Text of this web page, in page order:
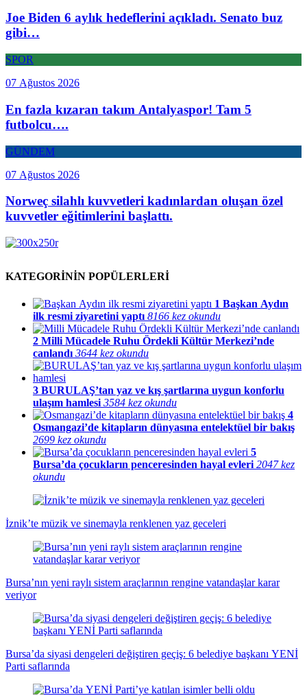
Joe Biden 6 aylık hedeflerini açıkladı. Senato buz
gibi…
SPOR
07 Ağustos 2026
En fazla kızaran takım Antalyaspor! Tam 5
futbolcu….
GÜNDEM
07 Ağustos 2026
Norweç silahlı kuvvetleri kadınlardan oluşan özel
kuvvetler eğitimlerini başlattı.
KATEGORİNİN POPÜLERLERİ
1 Başkan Aydın
ilk resmi ziyaretini yaptı 8166 kez okundu
2 Milli Mücadele Ruhu Ördekli Kültür Merkezi’nde
canlandı 3644 kez okundu
3 BURULAŞ’tan yaz ve kış şartlarına uygun konforlu
ulaşım hamlesi 3584 kez okundu
4
Osmangazi’de kitapların dünyasına entelektüel bir bakış
2699 kez okundu
5
Bursa’da çocukların penceresinden hayal evleri 2047 kez
okundu
İznik’te müzik ve sinemayla renklenen yaz geceleri
Bursa’nın yeni raylı sistem araçlarının rengine vatandaşlar karar
veriyor
Bursa’da siyasi dengeleri değiştiren geçiş: 6 belediye başkanı YENİ
Parti saflarında